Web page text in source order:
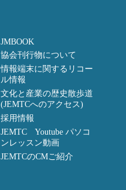
JMBOOK
協会刊行物について
情報端末に関するリコー
ル情報
文化と産業の歴史散歩道
(JEMTCへのアクセス)
採用情報
JEMTC Youtube パソコ
ンレッスン動画
JEMTCのCMご紹介